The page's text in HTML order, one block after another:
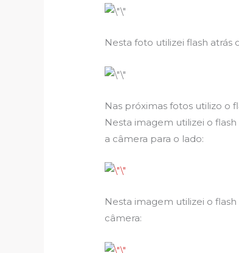
Nesta foto utilizei flash
Nas próximas fotos utilizo o
Nesta imagem utilizei o
a câmera para o lado:
Nesta imagem utilizei o
câmera: